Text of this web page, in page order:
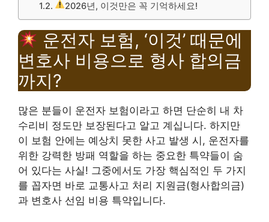
2026년, 이것만은 꼭 기억하세요!
운전자 보험, ‘이것’ 때문에
변호사 비용으로 형사 합의금
까지?
많은 분들이 운전자 보험이라고 하면 단순히 내 차
수리비 정도만 보장된다고 알고 계십니다. 하지만
이 보험 안에는 예상치 못한 사고 발생 시, 운전자를
위한 강력한 방패 역할을 하는 중요한 특약들이 숨
어 있다는 사실! 그중에서도 가장 핵심적인 두 가지
를 꼽자면 바로 교통사고 처리 지원금(형사합의금)
과 변호사 선임 비용 특약입니다.